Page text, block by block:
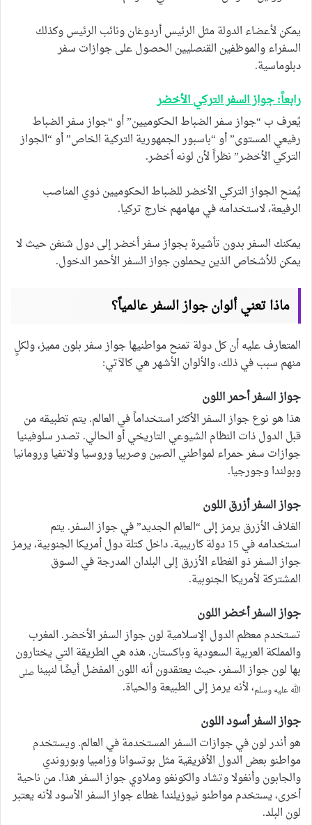
يمكن لأعضاء الدولة مثل الرئيس أردوغان ونائب الرئيس وكذلك
السفراء والموظفين القنصليين الحصول على جوازات سفر
دبلوماسية.
رابعاً: جواز السفر التركي الأخضر
يُعرف ب “جواز سفر الضباط الحكوميين” أو “جواز سفر الضباط
رفيعي المستوى” أو “باسبور الجمهورية التركية الخاص” أو “الجواز
التركي الأخضر” نظراً لأن لونه أخضر.
يُمنح الجواز التركي الأخضر للضباط الحكوميين ذوي المناصب
الرفيعة، لاستخدامه في مهامهم خارج تركيا.
يمكنك السفر بدون تأشيرة بجواز سفر أخضر إلى دول شنغن حيث لا
يمكن للأشخاص الذين يحملون جواز السفر الأحمر الدخول.
ماذا تعني ألوان جواز السفر عالمياً؟
المتعارف عليه أن كل دولة تمنح مواطنيها جواز سفر بلون مميز، ولكلٍ
منهم سبب في ذلك، والألوان الأشهر هي كالآتي:
جواز السفر أحمر اللون
هذا هو نوع جواز السفر الأكثر استخداماً في العالم. يتم تطبيقه من
قبل الدول ذات النظام الشيوعي التاريخي أو الحالي. تصدر سلوفينيا
جوازات سفر حمراء لمواطني الصين وصربيا وروسيا ولاتفيا ورومانيا
وبولندا وجورجيا.
جواز السفر أزرق اللون
الغلاف الأزرق يرمز إلى “العالم الجديد” في جواز السفر. يتم
استخدامه في 15 دولة كاريبية. داخل كتلة دول أمريكا الجنوبية، يرمز
جواز السفر ذو الغطاء الأزرق إلى البلدان المدرجة في السوق
المشتركة لأمريكا الجنوبية.
جواز السفر أخضر اللون
تستخدم معظم الدول الإسلامية لون جواز السفر الأخضر. المغرب
والمملكة العربية السعودية وباكستان. هذه هي الطريقة التي يختارون
بها لون جواز السفر، حيث يعتقدون أنه اللون المفضل أيضًا لنبينا صلى
الله عليه وسلم، لأنه يرمز إلى الطبيعة والحياة.
جواز السفر أسود اللون
هو أندر لون في جوازات السفر المستخدمة في العالم. ويستخدم
مواطنو بعض الدول الأفريقية مثل بوتسوانا وزامبيا وبوروندي
والجابون وأنغولا وتشاد والكونغو وملاوي جواز السفر هذا. من ناحية
أخرى، يستخدم مواطنو نيوزيلندا غطاء جواز السفر الأسود لأنه يعتبر
لون البلد.